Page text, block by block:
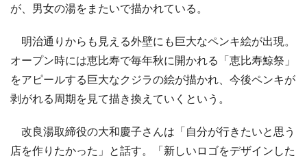
が、男女の湯をまたいで描かれている。
明治通りからも見える外壁にも巨大なペンキ絵が出現。
オープン時には恵比寿で毎年秋に開かれる「恵比寿鯨祭」
をアピールする巨大なクジラの絵が描かれ、今後ペンキが
剥がれる周期を見て描き換えていくという。
改良湯取締役の大和慶子さんは「自分が行きたいと思う
店を作りたかった」と話す。「新しいロゴをデザインした